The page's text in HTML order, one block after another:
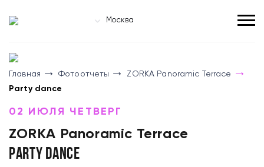
Москва
Главная Фотоотчеты
ZORKA Panoramic Terrace
Party dance
02 ИЮЛЯ ЧЕТВЕРГ
ZORKA Panoramic Terrace
PARTY DANCE